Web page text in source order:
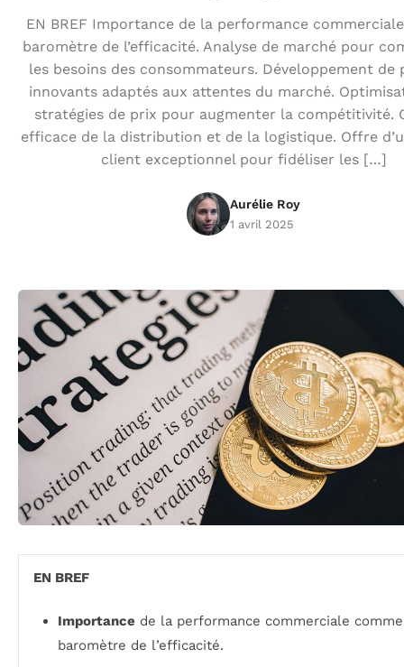
EN BREF Importance de la performance
baromètre de l’efficacité. Analyse de marché pour
les besoins des consommateurs. Développement de
innovants adaptés aux attentes du marché.
stratégies de prix pour augmenter la compétitivité.
efficace de la distribution et de la logistique. Offre
client exceptionnel pour fidéliser les […]
Aurélie Roy
1 avril 2025
EN BREF
Importance de la performance commerciale comme
baromètre de l’efficacité.